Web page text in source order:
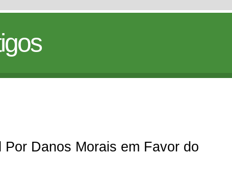
Danos Morais em Favor do